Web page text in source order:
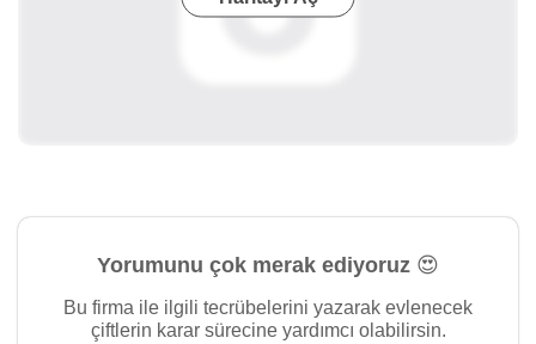
Yorumunu çok merak ediyoruz 😍
Bu firma ile ilgili tecrübelerini yazarak evlenecek
çiftlerin karar sürecine yardımcı olabilirsin.